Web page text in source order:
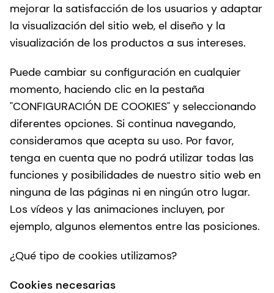
mejorar la satisfacción de los usuarios y adaptar
la visualización del sitio web, el diseño y la
visualización de los productos a sus intereses.
Puede cambiar su configuración en cualquier
momento, haciendo clic en la pestaña
"CONFIGURACIÓN DE COOKIES" y seleccionando
diferentes opciones. Si continua navegando,
consideramos que acepta su uso. Por favor,
tenga en cuenta que no podrá utilizar todas las
funciones y posibilidades de nuestro sitio web en
ninguna de las páginas ni en ningún otro lugar.
Los vídeos y las animaciones incluyen, por
ejemplo, algunos elementos entre las posiciones.
¿Qué tipo de cookies utilizamos?
Cookies necesarias